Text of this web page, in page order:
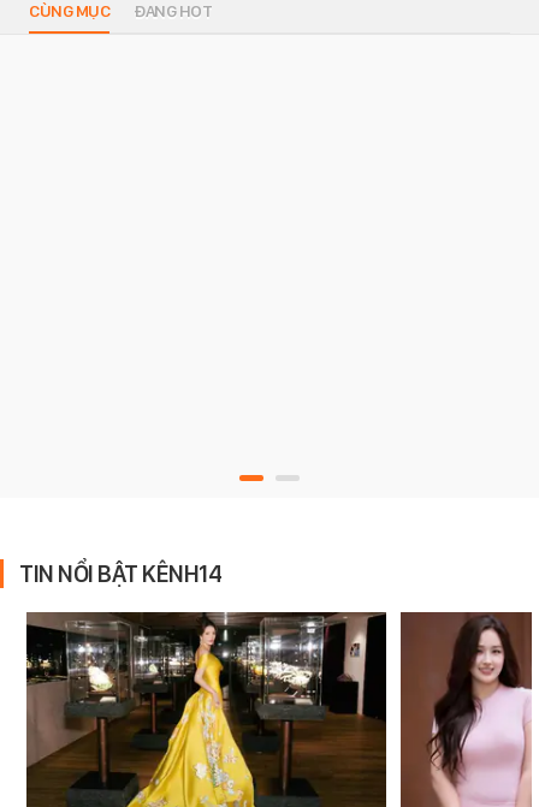
CÙNG MỤC ĐANG HOT
TIN NỔI BẬT KÊNH14